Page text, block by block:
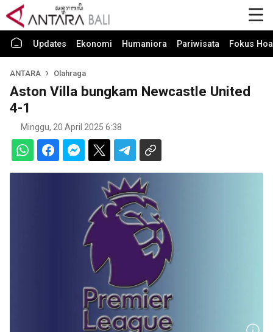
Updates Ekonomi Humaniora Pariwisata Fokus
ANTARA Olahraga
Aston Villa bungkam Newcastle United
4-1
Minggu, 20 April 2025 6:38